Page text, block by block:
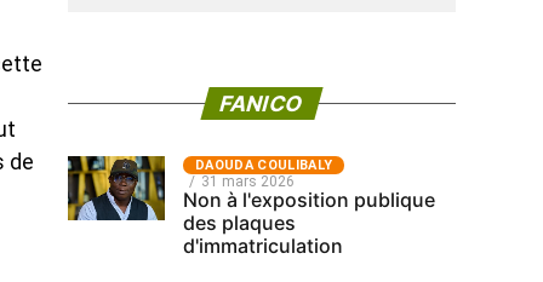
de
FANICO
‎DAOUDA COULIBALY
31 mars 2026
Non à l'exposition publique
des plaques
d'immatriculation